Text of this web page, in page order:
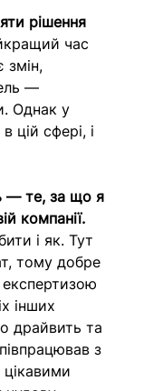
рішення
час
змін,
—
Однак у
цій сфері, і
— те, за що я
компанії.
і як. Тут
тому добре
інших
драйвить та
з